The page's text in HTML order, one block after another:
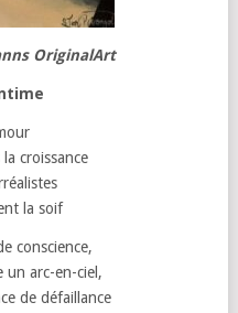
OriginalArt
croissance
la soif
conscience,
un arc-en-ciel,
de défaillance